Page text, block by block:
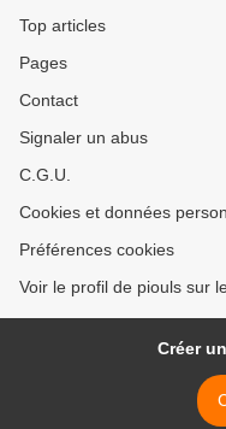
Top articles
Pages
Contact
Signaler un abus
C.G.U.
Cookies et données
Préférences cookies
Voir le profil de piouls sur
Créer